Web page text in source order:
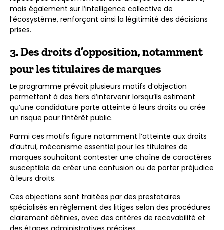
mais également sur l’intelligence collective de
l’écosystème, renforçant ainsi la légitimité des décisions
prises.
3. Des droits d’opposition, notamment
pour les titulaires de marques
Le programme prévoit plusieurs motifs d’objection
permettant à des tiers d’intervenir lorsqu’ils estiment
qu’une candidature porte atteinte à leurs droits ou crée
un risque pour l’intérêt public.
Parmi ces motifs figure notamment l’atteinte aux droits
d’autrui, mécanisme essentiel pour les titulaires de
marques souhaitant contester une chaîne de caractères
susceptible de créer une confusion ou de porter préjudice
à leurs droits.
Ces objections sont traitées par des prestataires
spécialisés en règlement des litiges selon des procédures
clairement définies, avec des critères de recevabilité et